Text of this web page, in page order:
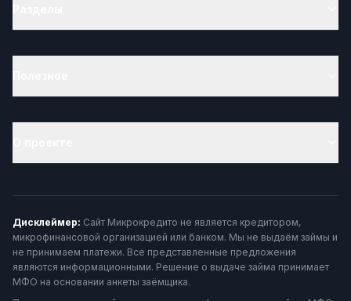
Дисклеймер: Сайт Микрокредито не является кредитором,
микрофинансовой организацией или банком. Мы не выдаём займы и
не принимаем платежи. Все представленные предложения
являются информационными. Решение о выдаче займа принимает
МФО на основании анкеты заёмщика.